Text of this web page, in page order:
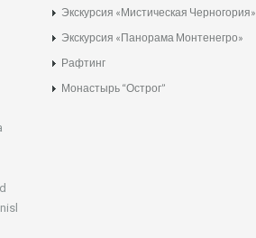
Экскурсия «Мистическая Черногория»
Экскурсия «Панорама Монтенегро»
Рафтинг
Монастырь “Острог”